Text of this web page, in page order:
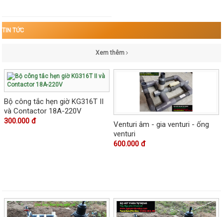
TIN TỨC
Xem thêm
Bộ công tắc hẹn giờ KG316T II
và Contactor 18A-220V
300.000 đ
Venturi âm - gia venturi - ống
venturi
600.000 đ